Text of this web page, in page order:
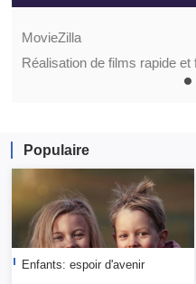
MovieZilla
Réalisation de films rapide et
Populaire
Enfants: espoir d'avenir